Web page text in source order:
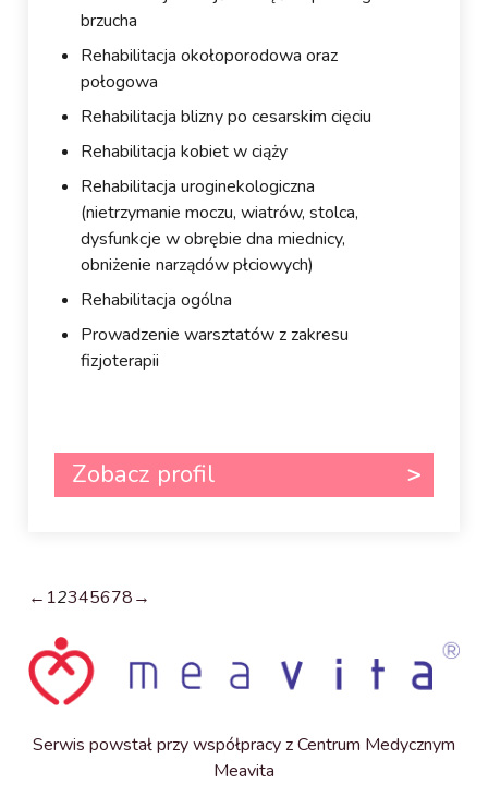
brzucha
Rehabilitacja okołoporodowa oraz
połogowa
Rehabilitacja blizny po cesarskim cięciu
Rehabilitacja kobiet w ciąży
Rehabilitacja uroginekologiczna
(nietrzymanie moczu, wiatrów, stolca,
dysfunkcje w obrębie dna miednicy,
obniżenie narządów płciowych)
Rehabilitacja ogólna
Prowadzenie warsztatów z zakresu
fizjoterapii
Zobacz profil
← 12345678→
Serwis powstał przy współpracy z Centrum Medycznym
Meavita